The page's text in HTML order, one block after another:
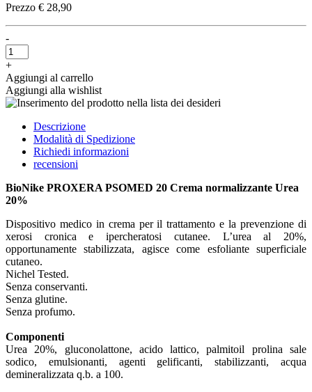
Prezzo € 28,90
-
+
Aggiungi al carrello
Aggiungi alla wishlist
Descrizione
Modalità di Spedizione
Richiedi informazioni
recensioni
BioNike PROXERA PSOMED 20 Crema normalizzante Urea
20%
Dispositivo medico in crema per il trattamento e la prevenzione di
xerosi cronica e ipercheratosi cutanee. L’urea al 20%,
opportunamente stabilizzata, agisce come esfoliante superficiale
cutaneo.
Nichel Tested.
Senza conservanti.
Senza glutine.
Senza profumo.
Componenti
Urea 20%, gluconolattone, acido lattico, palmitoil prolina sale
sodico, emulsionanti, agenti gelificanti, stabilizzanti, acqua
demineralizzata q.b. a 100.